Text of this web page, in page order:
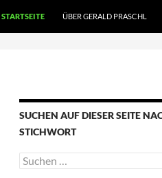
STARTSEITE ÜBER GERALD PRASCHL
SUCHEN AUF DIESER SEITE
STICHWORT
Suche
nach: